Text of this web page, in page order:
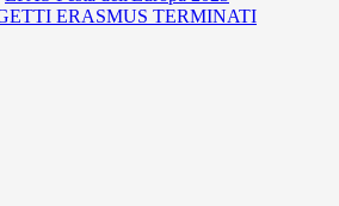
ERASMUS TERMINATI